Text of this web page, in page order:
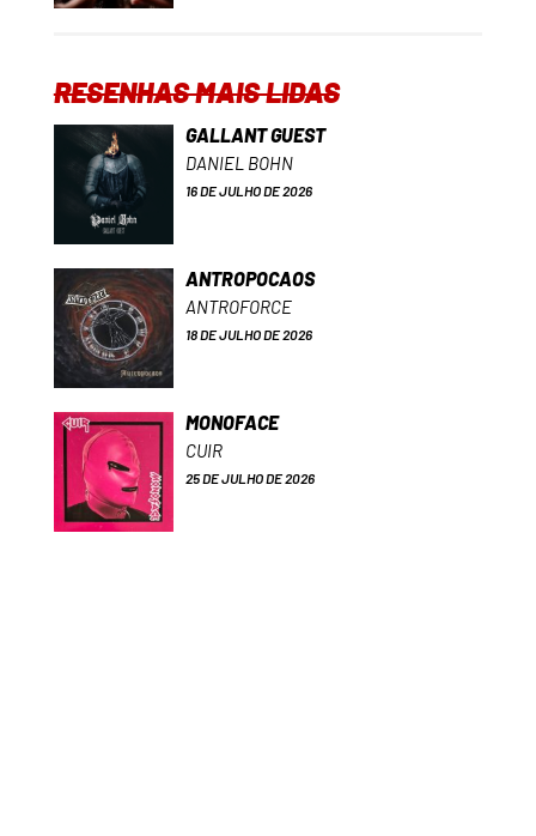
RESENHAS MAIS LIDAS
GALLANT GUEST
DANIEL BOHN
16 DE JULHO DE 2026
ANTROPOCAOS
ANTROFORCE
18 DE JULHO DE 2026
MONOFACE
CUIR
25 DE JULHO DE 2026